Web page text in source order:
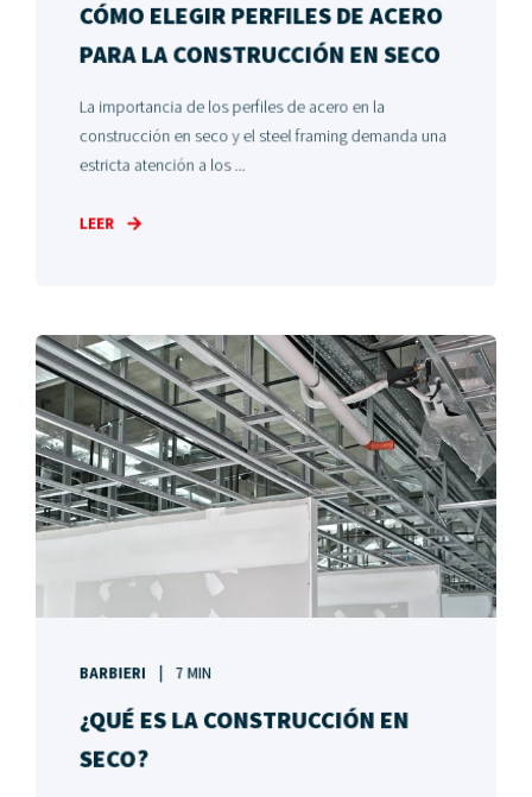
CÓMO ELEGIR PERFILES DE ACERO
PARA LA CONSTRUCCIÓN EN SECO
La importancia de los perfiles de acero en la
construcción en seco y el steel framing demanda una
estricta atención a los ...
LEER
BARBIERI 7 MIN
¿QUÉ ES LA CONSTRUCCIÓN EN
SECO?